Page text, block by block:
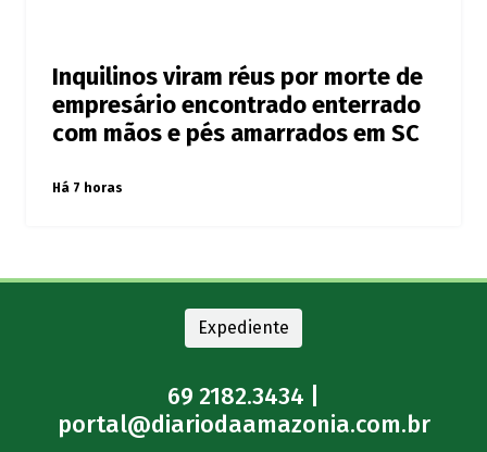
Inquilinos viram réus por morte de
empresário encontrado enterrado
com mãos e pés amarrados em SC
Há 7 horas
Expediente
69 2182.3434 |
portal@diariodaamazonia.com.br